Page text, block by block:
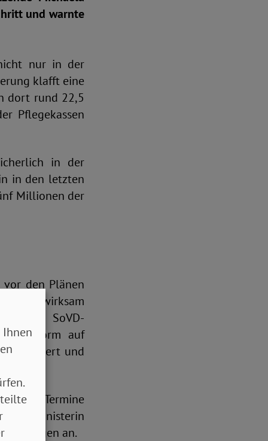
und warnte
nur in der
klafft eine
dort rund 22,5
Pflegekassen
in der
in den letzten
Millionen der
den Plänen
wirksam
Die SoVD-
Reform auf
erschwert und
Termine
an.